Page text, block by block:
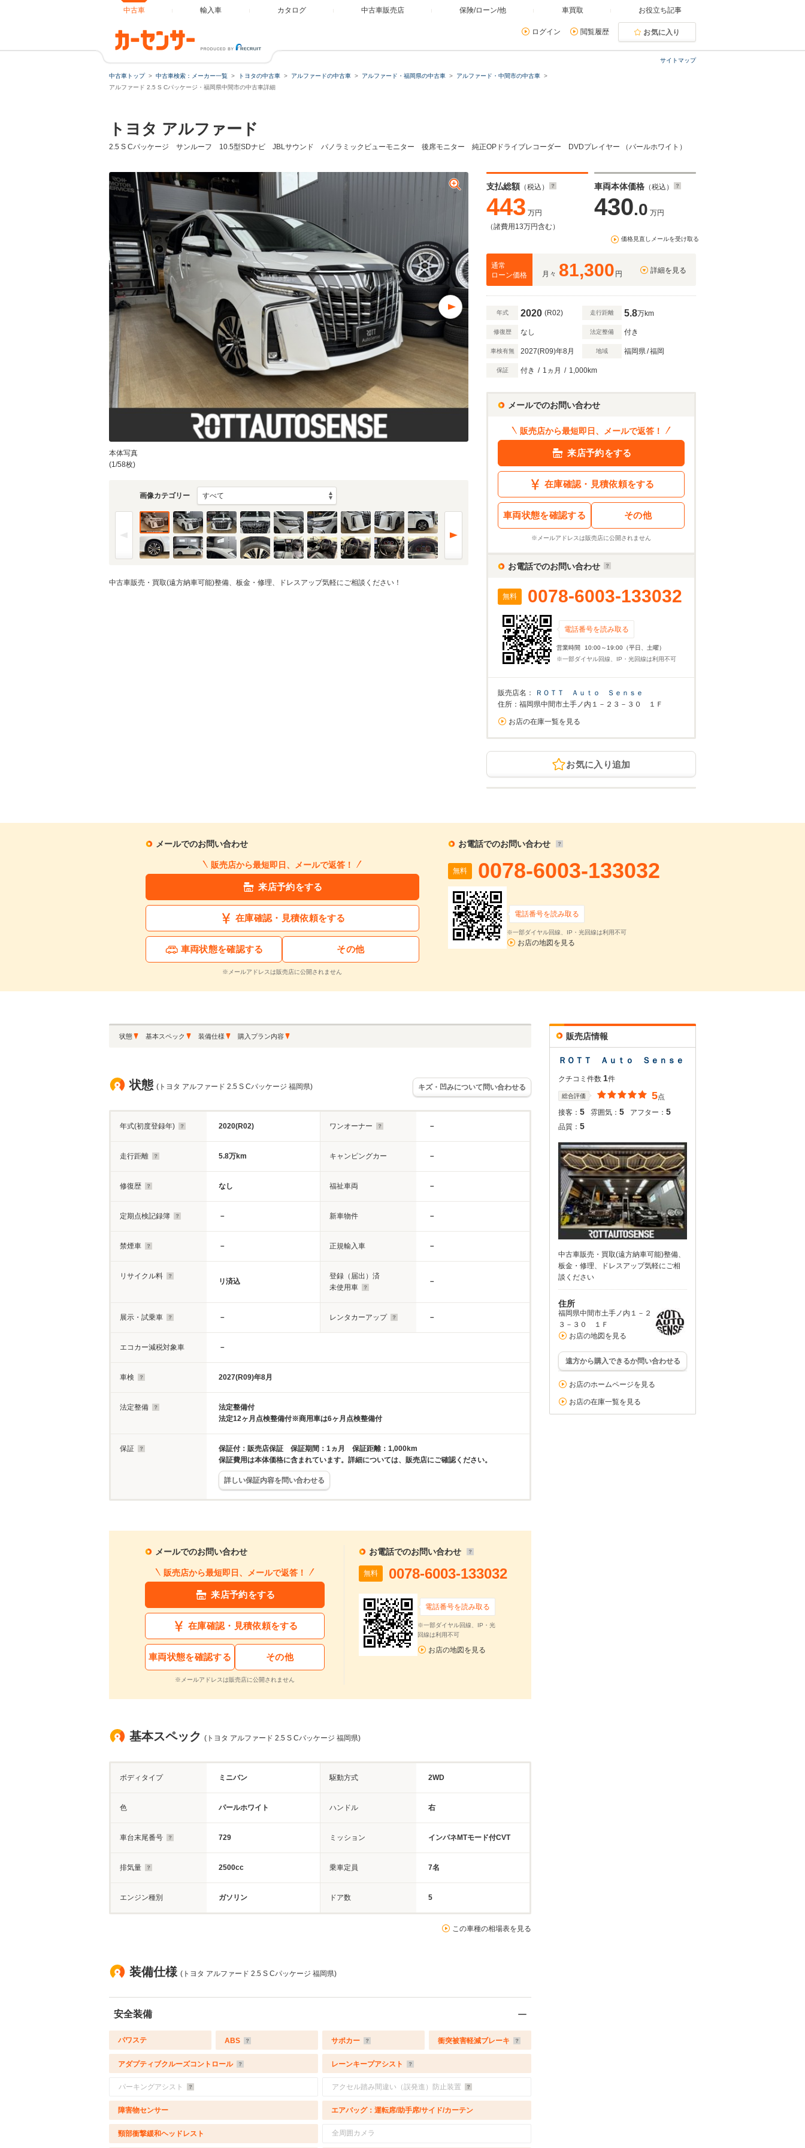
中古車 輸入車 カタログ 中古車販売店 保険/ローン/他 車買取 お役立ち記事
ログイン 閲覧履歴 お気に入り
サイトマップ
中古車トップ 中古車検索：メーカー一覧 トヨタの中古車 アルファードの中古車 アルファード・福岡県の中古車
アルファード・中間市の中古車
アルファード 2.5 S Cパッケージ・福岡県中間市の中古車詳細
トヨタ アルファード
2.5 S Cパッケージ サンルーフ 10.5型SDナビ JBLサウンド パノラミックビューモニター 後席モニター 純正OPドライブレコーダー DVDプレイヤー （パールホワイト）
本体写真
(1/58枚)
画像カテゴリー
中古車販売・買取(遠方納車可能)整備、板金・修理、ドレスアップ気軽にご相談ください！
支払総額 （税込）
443 万円
（諸費用13万円含む）
車両本体価格 （税込）
430.0 万円
価格見直しメールを受け取る
通常
ローン価格
月々 81,300 円 詳細を見る
年式 2020 (R02) 走行距離 5.8万km
修復歴 なし 法定整備 付き
車検有無 2027(R09)年8月 地域 福岡県/福岡
保証 付き / 1ヵ月 / 1,000km
メールでのお問い合わせ
販売店から最短即日、メールで返答！
来店予約をする
在庫確認・見積依頼をする
車両状態を確認する その他
※メールアドレスは販売店に公開されません
お電話でのお問い合わせ
無料 0078-6003-133032
電話番号を読み取る
営業時間
10:00～19:00（平日、土曜）
※一部ダイヤル回線、IP・光回線は利用不可
販売店名：
ＲＯＴＴ Ａｕｔｏ Ｓｅｎｓｅ
住所：福岡県中間市土手ノ内１－２３－３０ １Ｆ
お店の在庫一覧を見る
お気に入り追加
メールでのお問い合わせ
販売店から最短即日、メールで返答！
来店予約をする
在庫確認・見積依頼をする
車両状態を確認する その他
※メールアドレスは販売店に公開されません
お電話でのお問い合わせ
無料 0078-6003-133032
電話番号を読み取る
※一部ダイヤル回線、IP・光回線は利用不可
お店の地図を見る
状態 基本スペック 装備仕様 購入プラン内容
状態 (トヨタ アルファード 2.5 S Cパッケージ 福岡県) キズ・凹みについて問い合わせる
年式(初度登録年) 2020(R02) ワンオーナー －
走行距離 5.8万km キャンピングカー －
修復歴 なし 福祉車両 －
定期点検記録簿 － 新車物件 －
禁煙車 － 正規輸入車 －
リサイクル料
リ済込
登録（届出）済
未使用車
－
展示・試乗車 － レンタカーアップ －
エコカー減税対象車 －
車検 2027(R09)年8月
法定整備
法定整備付
法定12ヶ月点検整備付※商用車は6ヶ月点検整備付
保証
保証付：販売店保証 保証期間：1ヵ月 保証距離：1,000km
保証費用は本体価格に含まれています。詳細については、販売店にご確認ください。
詳しい保証内容を問い合わせる
メールでのお問い合わせ
販売店から最短即日、メールで返答！
来店予約をする
在庫確認・見積依頼をする
車両状態を確認する その他
※メールアドレスは販売店に公開されません
お電話でのお問い合わせ
無料 0078-6003-133032
電話番号を読み取る
※一部ダイヤル回線、IP・光
回線は利用不可
お店の地図を見る
基本スペック (トヨタ アルファード 2.5 S Cパッケージ 福岡県)
ボディタイプ ミニバン 駆動方式 2WD
色 パールホワイト ハンドル 右
車台末尾番号 729 ミッション インパネMTモード付CVT
排気量 2500cc 乗車定員 7名
エンジン種別 ガソリン ドア数 5
この車種の相場表を見る
装備仕様 (トヨタ アルファード 2.5 S Cパッケージ 福岡県)
安全装備
パワステ ABS サポカー 衝突被害軽減ブレーキ
アダプティブクルーズコントロール レーンキープアシスト
パーキングアシスト アクセル踏み間違い（誤発進）防止装置
障害物センサー エアバッグ：運転席/助手席/サイド/カーテン
頸部衝撃緩和ヘッドレスト 全周囲カメラ
販売店情報
ＲＯＴＴ Ａｕｔｏ Ｓｅｎｓｅ
クチコミ件数 1件
総合評価 5点
接客： 5 雰囲気： 5 アフター： 5
品質： 5
中古車販売・買取(遠方納車可能)整備、
板金・修理、ドレスアップ気軽にご相
談ください
住所
福岡県中間市土手ノ内１－２
３－３０ １Ｆ
お店の地図を見る
遠方から購入できるか問い合わせる
お店のホームページを見る
お店の在庫一覧を見る
ローンシミュレーター
ローン種類
借入額
支払総額 本体価格 自由に設定
物件価格 万円
頭金 万円
443
支払回数・金利・ボーナス払い
返済期間
金利 %
8.1 万円
割賦販売価格内訳
※シミュレーション結果は入力された条件で算出した概算金額となります。お支払い金額の目安としてご利用ください。
※シミュレーションしたローン金利は参考値です。実店舗での金利は異なる場合があります。
通常ローン・支払総額 で計算
支払額
8.1 万円
割賦販売価格： 488.3万円
利息分： 45.3 万円
シミュレーション結果を見る
この中古車に関するお問い合わせ
アルファード 2.5 S Cパッケージ サンルーフ 10.5型SDナビ JBLサウンド パノラミックビューモニター 後席モニター 純正OPドライブレコーダー DVDプレイヤー
支払総額
443
車両本体価格
430.0
年式
再シミュレーションする